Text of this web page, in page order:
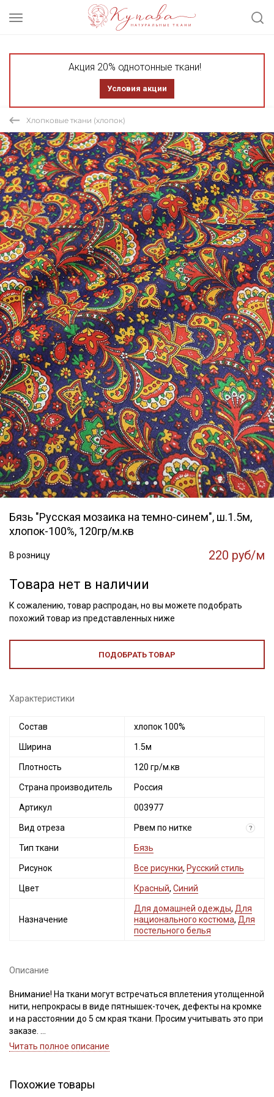
Акция 20% однотонные ткани!
Условия акции
Хлопковые ткани (хлопок)
Бязь "Русская мозаика на темно-синем", ш.1.5м,
хлопок-100%, 120гр/м.кв
В розницу 220 руб/м
Товара нет в наличии
К сожалению, товар распродан, но вы можете подобрать
похожий товар из представленных ниже
ПОДОБРАТЬ ТОВАР
Характеристики
Состав хлопок 100%
Ширина 1.5м
Плотность 120 гр/м.кв
Страна производитель Россия
Артикул 003977
Вид отреза Рвем по нитке ?
Тип ткани Бязь
Рисунок Все рисунки, Русский стиль
Цвет Красный, Синий
Назначение
Для домашней одежды, Для
национального костюма, Для
постельного белья
Описание
Внимание! На ткани могут встречаться вплетения утолщенной
нити, непрокрасы в виде пятнышек-точек, дефекты на кромке
и на расстоянии до 5 см края ткани. Просим учитывать это при
заказе.
сторон одинаковая, не тянется, имеет среднюю сминаемость.
Бязь выдерживает многократные стирки, не теряя
Читать полное описание
Похожие товары